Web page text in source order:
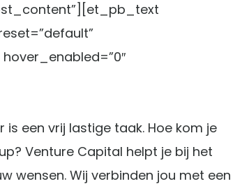
een vrij lastige taak. Hoe kom je
Venture Capital helpt je bij het
wensen. Wij verbinden jou met een